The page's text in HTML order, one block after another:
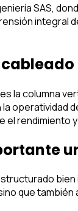
SAS,
integral
la columna
operatividad
rendimiento
que